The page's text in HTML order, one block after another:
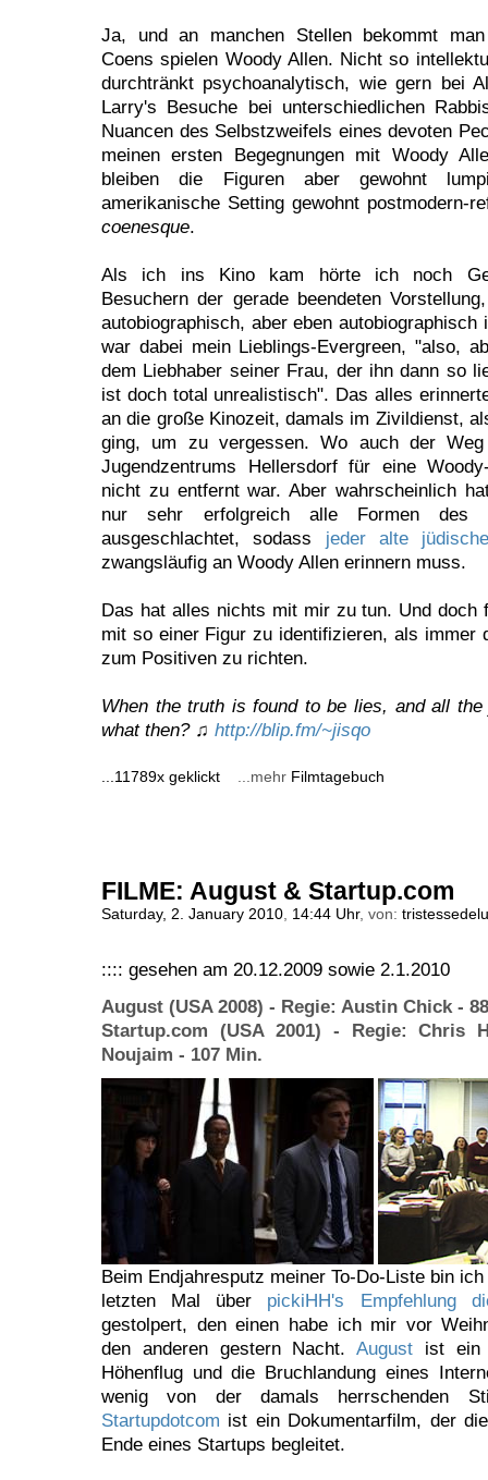
Ja, und an manchen Stellen bekommt
Coens spielen Woody Allen. Nicht so
durchtränkt psychoanalytisch, wie gern bei
Larry's Besuche bei unterschiedlichen
Nuancen des Selbstzweifels eines devoten
meinen ersten Begegnungen mit Woody
bleiben die Figuren aber gewohnt
amerikanische Setting gewohnt postmodern-
coenesque.
Als ich ins Kino kam hörte ich noch
Besuchern der gerade beendeten
autobiographisch, aber eben autobiographisch
war dabei mein Lieblings-Evergreen, "also,
dem Liebhaber seiner Frau, der ihn dann so
ist doch total unrealistisch". Das alles
an die große Kinozeit, damals im Zivildienst,
ging, um zu vergessen. Wo auch der
Jugendzentrums Hellersdorf für eine
nicht zu entfernt war. Aber wahrscheinlich
nur sehr erfolgreich alle Formen des
ausgeschlachtet, sodass jeder alte
zwangsläufig an Woody Allen erinnern muss.
Das hat alles nichts mit mir zu tun. Und doch
mit so einer Figur zu identifizieren, als immer
zum Positiven zu richten.
When the truth is found to be lies, and all
what then? ♫ http://blip.fm/~jisqo
...11789x geklickt ...mehr Filmtagebuch
FILME: August & Startup.com
Saturday, 2. January 2010, 14:44 Uhr, von:
:::: gesehen am 20.12.2009 sowie 2.1.2010
August (USA 2008) - Regie: Austin Chick -
Startup.com (USA 2001) - Regie: Chris
Noujaim - 107 Min.
Beim Endjahresputz meiner To-Do-Liste bin
letzten Mal über pickiHH's Empfehlung
gestolpert, den einen habe ich mir vor
den anderen gestern Nacht.August ist ein
Höhenflug und die Bruchlandung eines
wenig von der damals herrschenden
Startupdotcom ist ein Dokumentarfilm, der
Ende eines Startups begleitet.